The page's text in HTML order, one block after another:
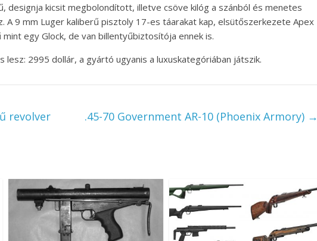
designja kicsit megbolondított, illetve csöve kilóg a szánból és menetes
A 9 mm Luger kaliberű pisztoly 17-es táarakat kap, elsütőszerkezete Apex
egy Glock, de van billentyűbiztosítója ennek is.
lesz: 2995 dollár, a gyártó ugyanis a luxuskategóriában játszik.
revolver .45-70 Government AR-10 (Phoenix Armory) →